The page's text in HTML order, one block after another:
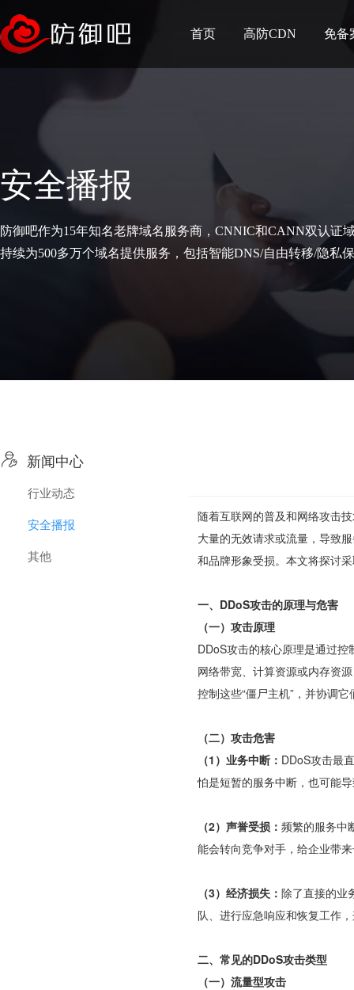
首页 高防CDN 免备
安全播报
防御吧作为15年知名老牌域名服务商，CNNIC和CANN双认证
持续为500多万个域名提供服务，包括智能DNS/自由转移/隐私
 新闻中心
行业动态
安全播报
其他
随着互联网的普及和网络攻击
大量的无效请求或流量，导致
和品牌形象受损。本文将探讨
一、DDoS攻击的原理与危害
（一）攻击原理
DDoS攻击的核心原理是通过
网络带宽、计算资源或内存资
控制这些“僵尸主机”，并协调
（二）攻击危害
（1）业务中断： DDoS攻击最
怕是短暂的服务中断，也可能
（2）声誉受损： 频繁的服务中
能会转向竞争对手，给企业带
（3）经济损失： 除了直接的业
队、进行应急响应和恢复工作
二、常见的DDoS攻击类型
（一）流量型攻击